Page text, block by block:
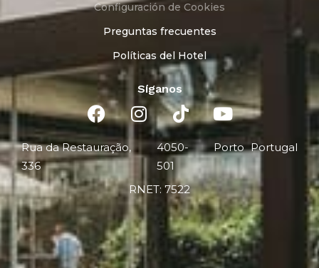
Configuración de Cookies
Preguntas frecuentes
Políticas del Hotel
Síganos
Rua da Restauração,
336
4050-
501
Porto Portugal
RNET: 7522